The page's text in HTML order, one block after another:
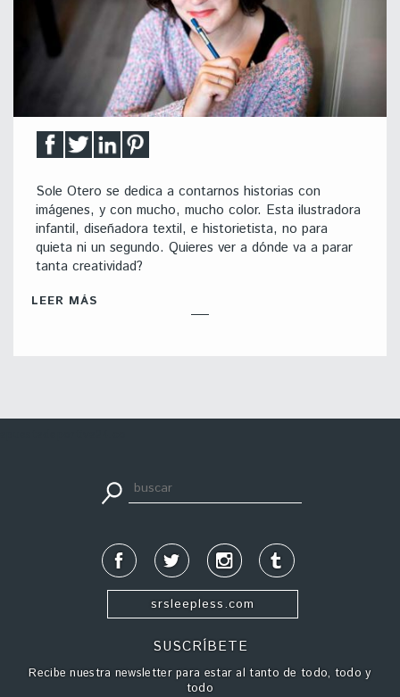
Sole Otero se dedica a contarnos historias con
imágenes, y con mucho, mucho color. Esta ilustradora
infantil, diseñadora textil, e historietista, no para
quieta ni un segundo. Quieres ver a dónde va a parar
tanta creatividad?
LEER MÁS
srsleepless.com
SUSCRÍBETE
Recibe nuestra newsletter para estar al tanto de todo, todo y
todo